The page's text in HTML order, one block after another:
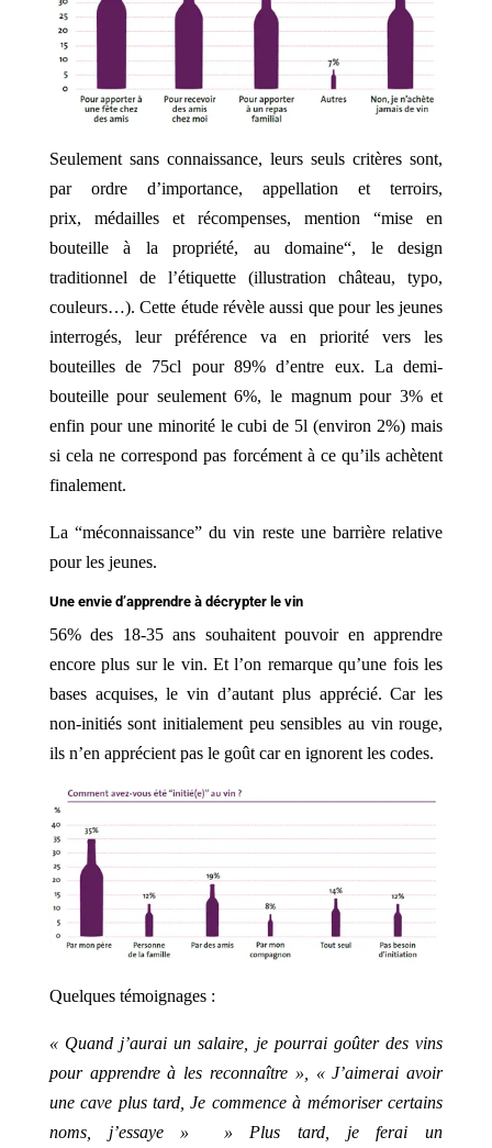
Seulement sans connaissance, leurs seuls critères sont,
par ordre d’importance, appellation et terroirs,
prix, médailles et récompenses, mention “mise en
bouteille à la propriété, au domaine“, le design
traditionnel de l’étiquette (illustration château, typo,
couleurs…). Cette étude révèle aussi que pour les jeunes
interrogés, leur préférence va en priorité vers les
bouteilles de 75cl pour 89% d’entre eux. La demi-
bouteille pour seulement 6%, le magnum pour 3% et
enfin pour une minorité le cubi de 5l (environ 2%) mais
si cela ne correspond pas forcément à ce qu’ils achètent
finalement.
La “méconnaissance” du vin reste une barrière relative
pour les jeunes.
Une envie d’apprendre à décrypter le vin
56% des 18-35 ans souhaitent pouvoir en apprendre
encore plus sur le vin. Et l’on remarque qu’une fois les
bases acquises, le vin d’autant plus apprécié. Car les
non-initiés sont initialement peu sensibles au vin rouge,
ils n’en apprécient pas le goût car en ignorent les codes.
Quelques témoignages :
« Quand j’aurai un salaire, je pourrai goûter des vins
pour apprendre à les reconnaître », « J’aimerai avoir
une cave plus tard, Je commence à mémoriser certains
noms, j’essaye » » Plus tard, je ferai un